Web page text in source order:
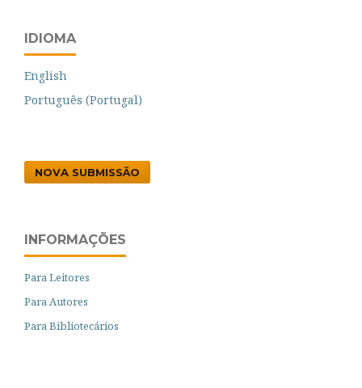
IDIOMA
English
Português (Portugal)
NOVA SUBMISSÃO
INFORMAÇÕES
Para Leitores
Para Autores
Para Bibliotecários